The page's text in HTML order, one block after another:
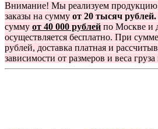
Внимание! Мы реализуем
заказы на сумму от 20 тысяч рублей.
сумму от 40 000 рублей по Москве
осуществляется бесплатно. При
рублей, доставка платная и
зависимости от размеров и веса